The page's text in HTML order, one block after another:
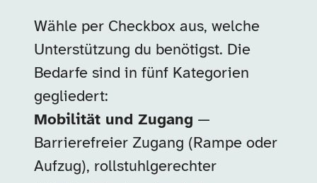
Wähle per Checkbox aus, welche
Unterstützung du benötigst. Die
Bedarfe sind in fünf Kategorien
gegliedert:
Mobilität und Zugang —
Barrierefreier Zugang (Rampe oder
Aufzug), rollstuhlgerechter